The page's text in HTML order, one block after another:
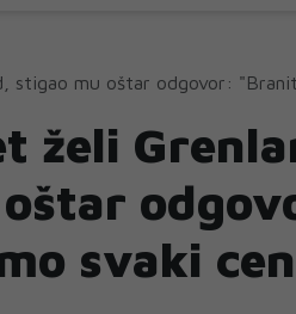
stigao mu oštar odgovor:
želi
svaki